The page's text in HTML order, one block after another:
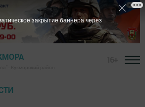
закрытие баннера через